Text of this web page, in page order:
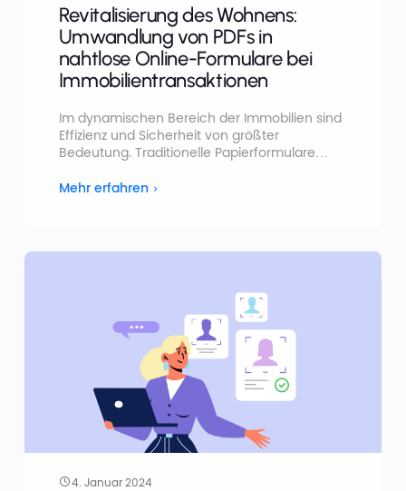
Revitalisierung des Wohnens:
Umwandlung von PDFs in
nahtlose Online-Formulare bei
Immobilientransaktionen
Im dynamischen Bereich der Immobilien sind
Effizienz und Sicherheit von größter
Bedeutung. Traditionelle Papierformulare
effizienteren und sichereren Ansatz.
Formulare und digitale
verändern und Immobilientransaktionen
reibungsloser und zugänglicher machen als
Mehr erfahren
4. Januar 2024